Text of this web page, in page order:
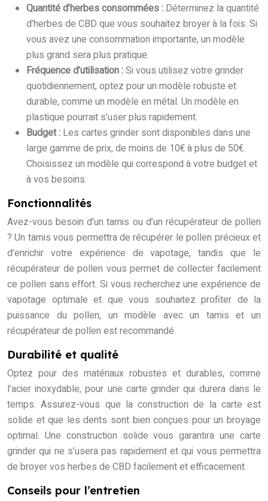
Quantité d’herbes consommées : Déterminez la quantité
d’herbes de CBD que vous souhaitez broyer à la fois. Si
vous avez une consommation importante, un modèle
plus grand sera plus pratique.
Fréquence d’utilisation :Si vous utilisez votre grinder
quotidiennement, optez pour un modèle robuste et
durable, comme un modèle en métal. Un modèle en
plastique pourrait s’user plus rapidement.
Budget : Les cartes grinder sont disponibles dans une
large gamme de prix, de moins de 10€ à plus de 50€.
Choisissez un modèle qui correspond à votre budget et
à vos besoins.
Fonctionnalités
Avez-vous besoin d’un tamis ou d’un récupérateur de pollen
? Un tamis vous permettra de récupérer le pollen précieux et
d’enrichir votre expérience de vapotage, tandis que le
récupérateur de pollen vous permet de collecter facilement
ce pollen sans effort. Si vous recherchez une expérience de
vapotage optimale et que vous souhaitez profiter de la
puissance du pollen, un modèle avec un tamis et un
récupérateur de pollen est recommandé.
Durabilité et qualité
Optez pour des matériaux robustes et durables, comme
l’acier inoxydable, pour une carte grinder qui durera dans le
temps. Assurez-vous que la construction de la carte est
solide et que les dents sont bien conçues pour un broyage
optimal. Une construction solide vous garantira une carte
grinder qui ne s’usera pas rapidement et qui vous permettra
de broyer vos herbes de CBD facilement et efficacement.
Conseils pour l’entretien